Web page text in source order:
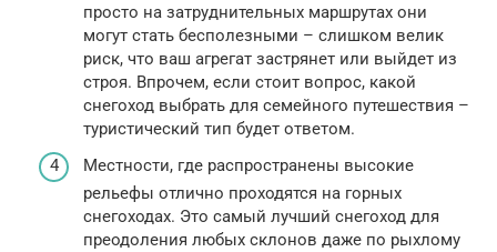
просто на затруднительных маршрутах они
могут стать бесполезными – слишком велик
риск, что ваш агрегат застрянет или выйдет из
строя. Впрочем, если стоит вопрос, какой
снегоход выбрать для семейного путешествия –
туристический тип будет ответом.
Местности, где распространены высокие
рельефы отлично проходятся на горных
снегоходах. Это самый лучший снегоход для
преодоления любых склонов даже по рыхлому